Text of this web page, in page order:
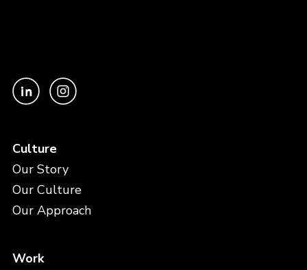
Culture
Our Story
Our Culture
Our Approach
Work